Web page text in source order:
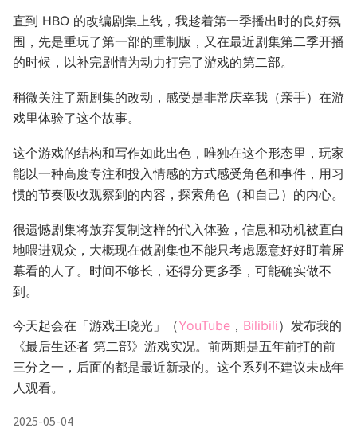
直到 HBO 的改编剧集上线，我趁着第一季播出时的良好氛
围，先是重玩了第一部的重制版，又在最近剧集第二季开播
的时候，以补完剧情为动力打完了游戏的第二部。
稍微关注了新剧集的改动，感受是非常庆幸我（亲手）在游
戏里体验了这个故事。
这个游戏的结构和写作如此出色，唯独在这个形态里，玩家
能以一种高度专注和投入情感的方式感受角色和事件，用习
惯的节奏吸收观察到的内容，探索角色（和自己）的内心。
很遗憾剧集将放弃复制这样的代入体验，信息和动机被直白
地喂进观众，大概现在做剧集也不能只考虑愿意好好盯着屏
幕看的人了。时间不够长，还得分更多季，可能确实做不
到。
今天起会在「游戏王晓光」（YouTube ， Bilibili）发布我的
《最后生还者 第二部》游戏实况。前两期是五年前打的前
三分之一，后面的都是最近新录的。这个系列不建议未成年
人观看。
2025-05-04